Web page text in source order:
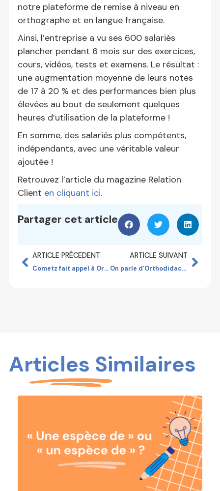
notre plateforme de remise à niveau en
orthographe et en langue française.
Ainsi, l’entreprise a vu ses 600 salariés
plancher pendant 6 mois sur des exercices,
cours, vidéos, tests et examens. Le résultat :
une augmentation moyenne de leurs notes
de 17 à 20 % et des performances bien plus
élevées au bout de seulement quelques
heures d’utilisation de la plateforme !
En somme, des salariés plus compétents,
indépendants, avec une véritable valeur
ajoutée !
Retrouvez l’article du magazine Relation
Client en cliquant ici.
Partager cet article
ARTICLE PRÉCEDENT
Cometz fait appel à Orthodidacte
ARTICLE SUIVANT
On parle d’Orthodidacte sur France Info
Articles Similaires